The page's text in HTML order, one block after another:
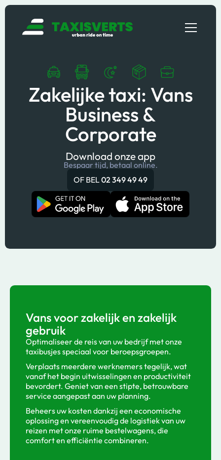
Zakelijke taxi: Vans
Business &
Corporate
Download onze app
Bespaar tijd, betaal online.
OF BEL02 349 49 49
Vans voor zakelijk en zakelijk
gebruik
Optimaliseer de reis van uw bedrijf met onze
taxibusjes speciaal voor beroepsgroepen.
Verplaats meerdere werknemers tegelijk, wat
vanaf het begin uitwisselingen en productiviteit
bevordert. Geniet van een stipte, betrouwbare
service aangepast aan uw planning.
Beheers uw kosten dankzij een economische
oplossing en vereenvoudig de logistiek van uw
reizen met onze ruime bestelwagens, die
comfort en efficiëntie combineren.